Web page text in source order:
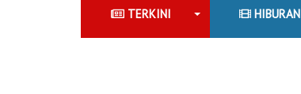
TERKINI HIBURAN